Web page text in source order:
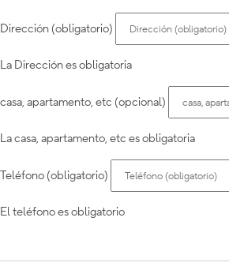
Dirección (obligatorio)
La Dirección es obligatoria
casa, apartamento, etc (opcional)
La casa, apartamento, etc es obligatoria
Teléfono (obligatorio)
El teléfono es obligatorio